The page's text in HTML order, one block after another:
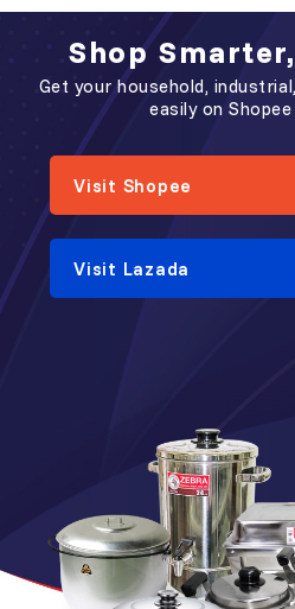
Shop
Get your household,
easily on
Visit Shopee
Visit Lazada